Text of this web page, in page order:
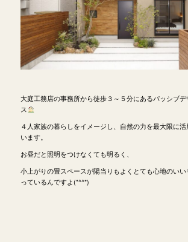
大庭工務店の事務所から徒歩３～５分にあるパッシブ
ス
４人家族の暮らしをイメージし、自然の力を最大限に
います。
お昼だと照明をつけなくても明るく、
小上がりの畳スペースが陽当りもよくとても心地のい
っているんですよ(*^^*)